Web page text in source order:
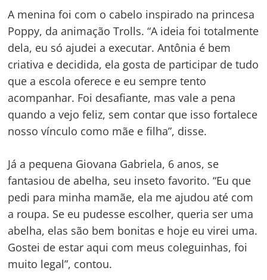
A menina foi com o cabelo inspirado na princesa
Poppy, da animação Trolls. “A ideia foi totalmente
dela, eu só ajudei a executar. Antônia é bem
criativa e decidida, ela gosta de participar de tudo
que a escola oferece e eu sempre tento
acompanhar. Foi desafiante, mas vale a pena
quando a vejo feliz, sem contar que isso fortalece
nosso vínculo como mãe e filha”, disse.
Já a pequena Giovana Gabriela, 6 anos, se
fantasiou de abelha, seu inseto favorito. “Eu que
pedi para minha mamãe, ela me ajudou até com
a roupa. Se eu pudesse escolher, queria ser uma
abelha, elas são bem bonitas e hoje eu virei uma.
Gostei de estar aqui com meus coleguinhas, foi
muito legal”, contou.
Navegação
de
Post